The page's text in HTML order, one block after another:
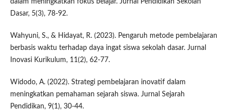
Dasar, 5(3), 78-92.
Wahyuni, S., & Hidayat, R. (2023). Pengaruh metode pembelajaran
berbasis waktu terhadap daya ingat siswa sekolah dasar. Jurnal
Inovasi Kurikulum, 11(2), 62-77.
Widodo, A. (2022). Strategi pembelajaran inovatif dalam
meningkatkan pemahaman sejarah siswa. Jurnal Sejarah
Pendidikan, 9(1), 30-44.